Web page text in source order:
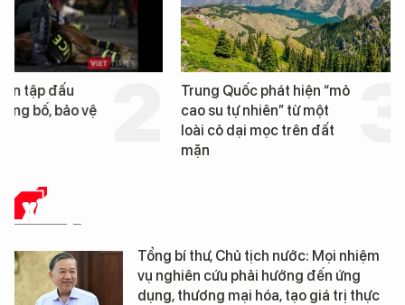
Trung Quốc phát hiện “mỏ
cao su tự nhiên” từ một
Loạt dự án bất động
Đà Nẵng sắp bị kiểm
XÃ HỘI
Tổng bí thư, Chủ tịch nước: Mọi nhiệm
vụ nghiên cứu phải hướng đến ứng
dụng, thương mại hóa, tạo giá trị thực